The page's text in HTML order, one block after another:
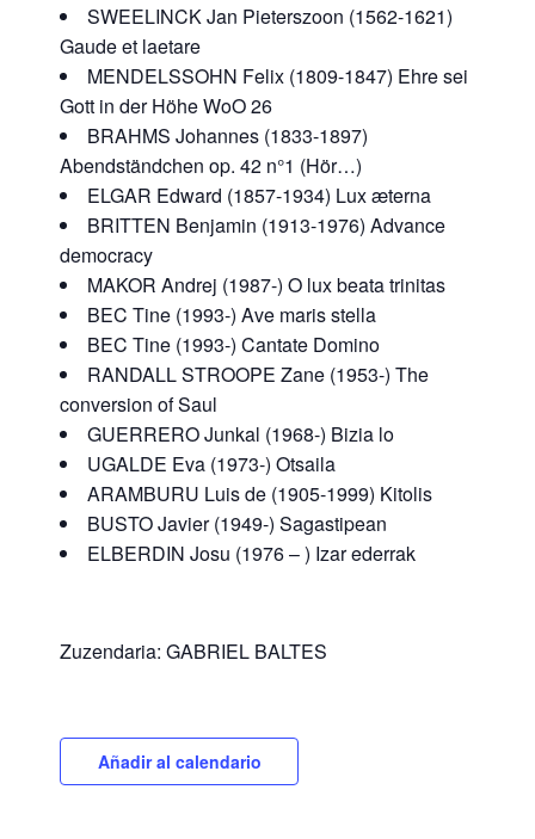
SWEELINCK Jan Pieterszoon (1562-1621)
Gaude et laetare
MENDELSSOHN Felix (1809-1847) Ehre sei
Gott in der Höhe WoO 26
BRAHMS Johannes (1833-1897)
Abendständchen op. 42 n°1 (Hör…)
ELGAR Edward (1857-1934) Lux æterna
BRITTEN Benjamin (1913-1976) Advance
democracy
MAKOR Andrej (1987-) O lux beata trinitas
BEC Tine (1993-) Ave maris stella
BEC Tine (1993-) Cantate Domino
RANDALL STROOPE Zane (1953-) The
conversion of Saul
GUERRERO Junkal (1968-) Bizia lo
UGALDE Eva (1973-) Otsaila
ARAMBURU Luis de (1905-1999) Kitolis
BUSTO Javier (1949-) Sagastipean
ELBERDIN Josu (1976 – ) Izar ederrak
Zuzendaria: GABRIEL BALTES
Añadir al calendario